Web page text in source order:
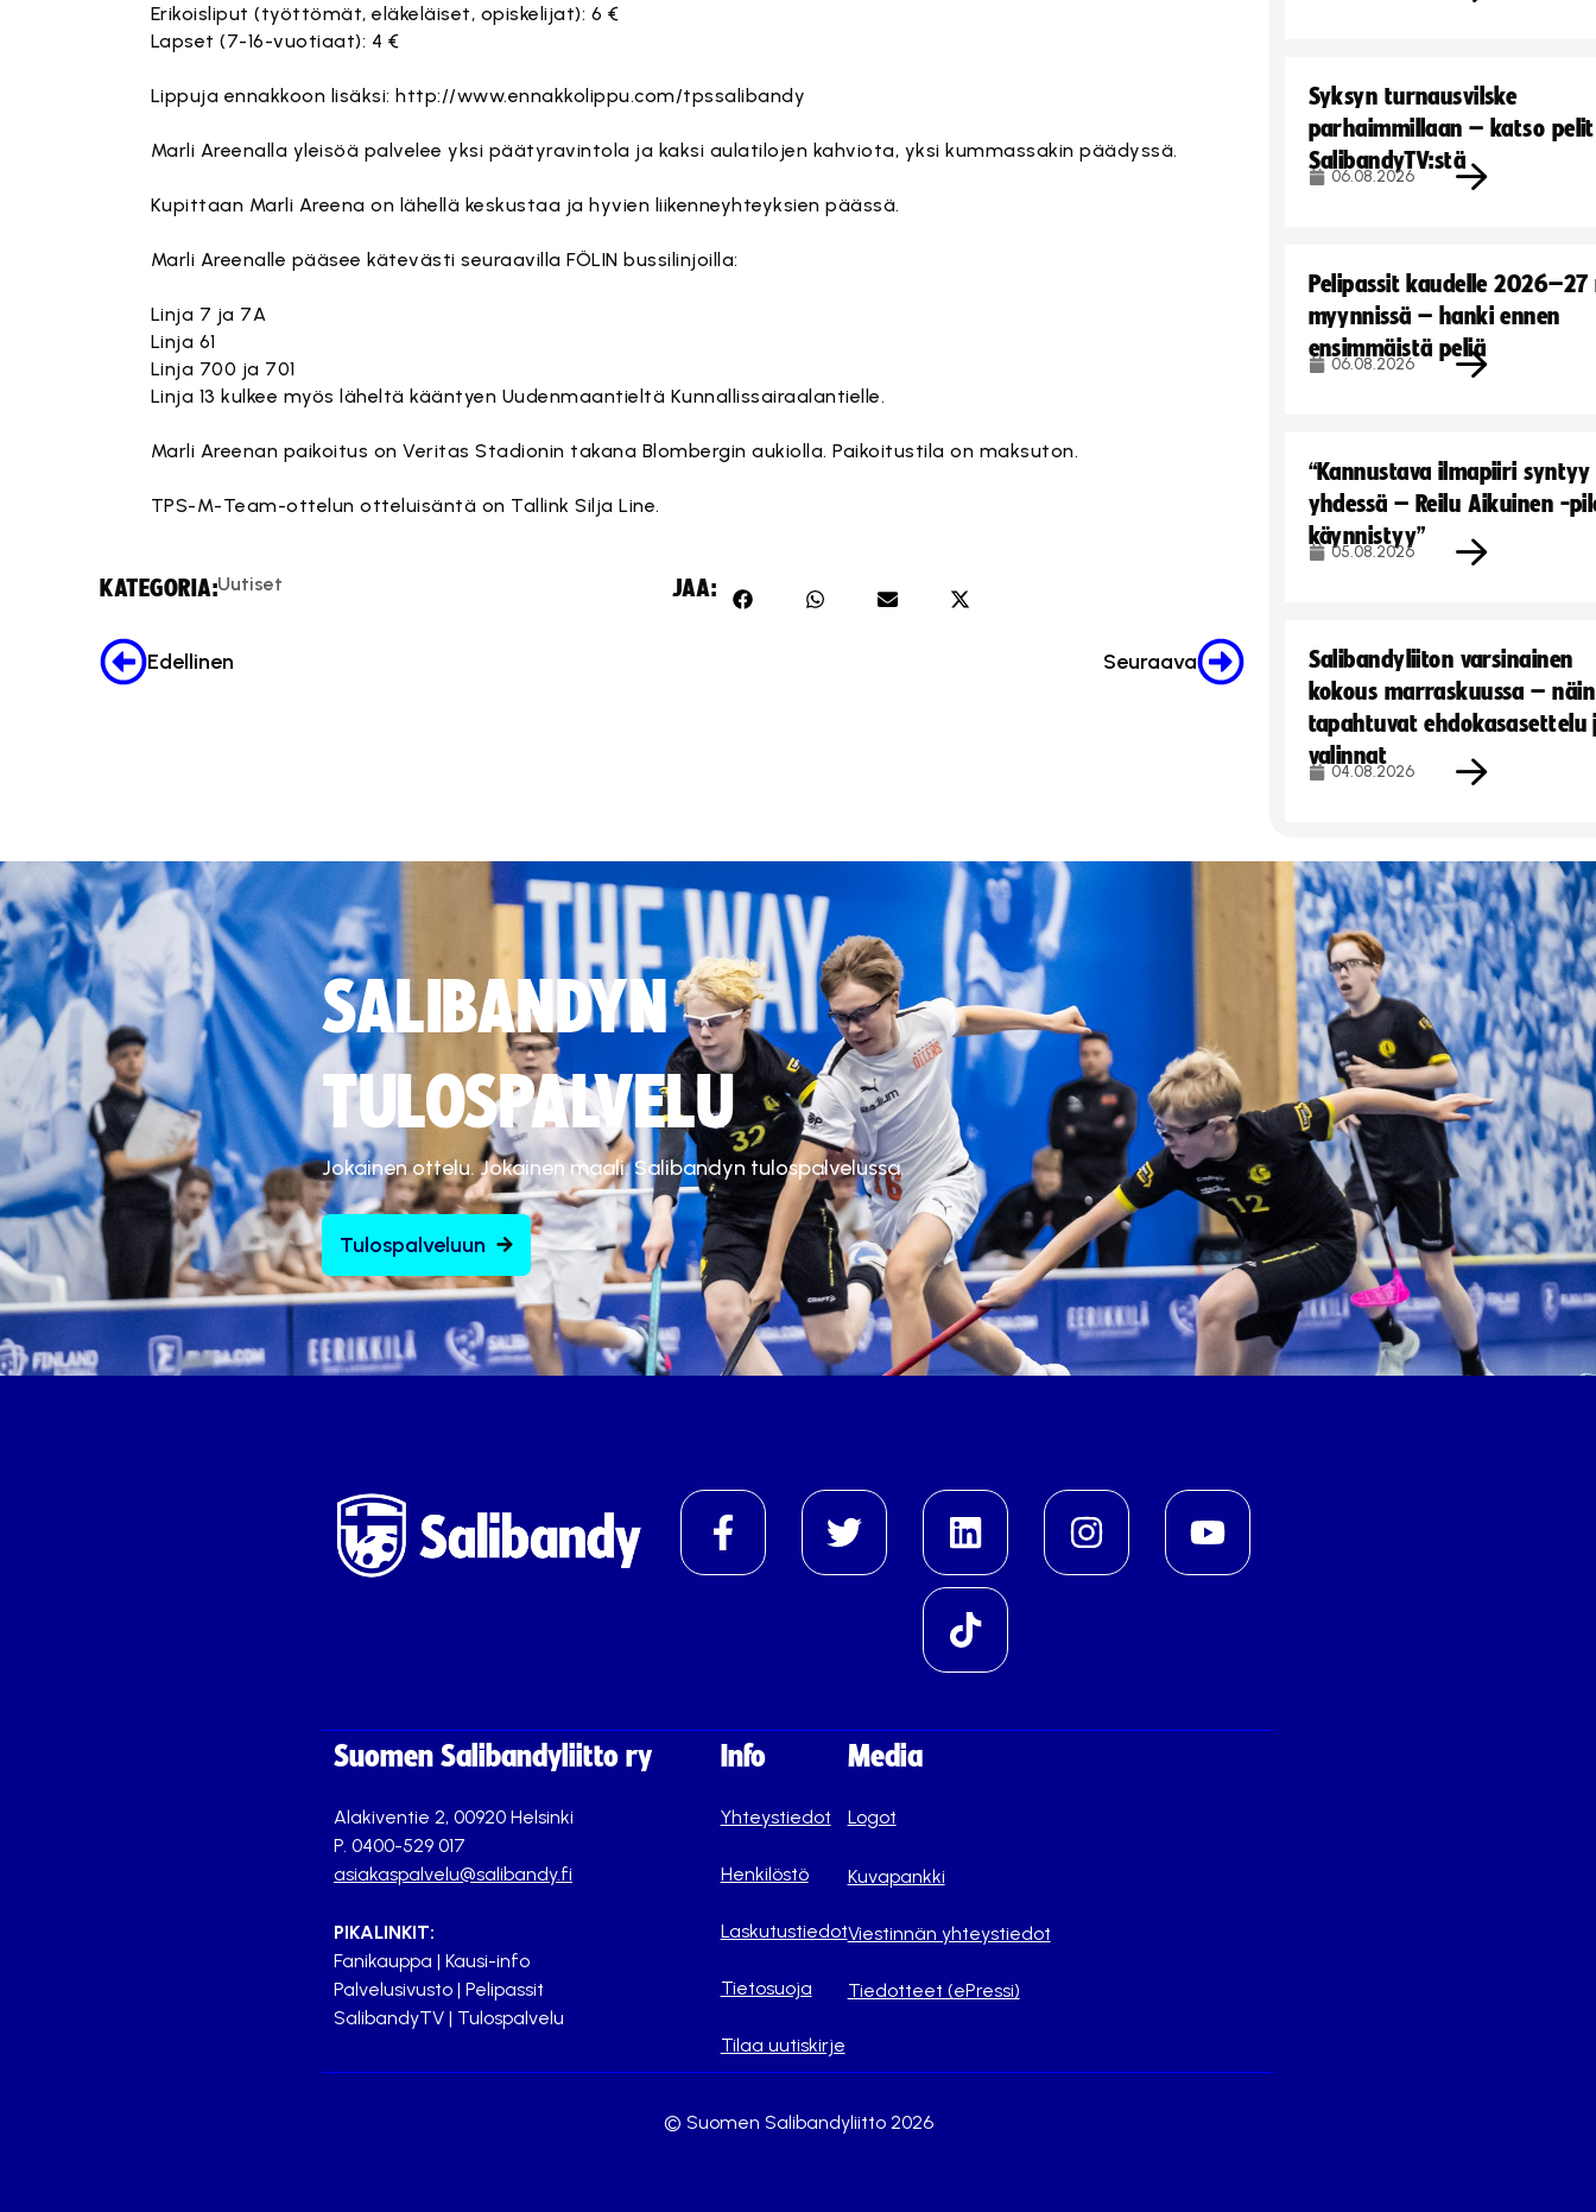
Erikoisliput (työttömät, eläkeläiset, opiskelijat): 6 €
Lapset (7-16-vuotiaat): 4 €
Lippuja ennakkoon lisäksi: http://www.ennakkolippu.com/tpssalibandy
Marli Areenalla yleisöä palvelee yksi päätyravintola ja kaksi aulatilojen kahviota, yksi kummassakin päädyssä.
Kupittaan Marli Areena on lähellä keskustaa ja hyvien liikenneyhteyksien päässä.
Marli Areenalle pääsee kätevästi seuraavilla FÖLIN bussilinjoilla:
Linja 7 ja 7A
Linja 61
Linja 700 ja 701
Linja 13 kulkee myös läheltä kääntyen Uudenmaantieltä Kunnallissairaalantielle.
Marli Areenan paikoitus on Veritas Stadionin takana Blombergin aukiolla. Paikoitustila on maksuton.
TPS-M-Team-ottelun otteluisäntä on Tallink Silja Line.
KATEGORIA:Uutiset JAA:
Edellinen Seuraava
Syksyn turnausvilske
parhaimmillaan – katso pelit
SalibandyTV:stä
06.08.2026
Pelipassit kaudelle
myynnissä – hanki ennen
ensimmäistä peliä
06.08.2026
“Kannustava ilmapiiri syntyy
yhdessä – Reilu Aikuinen -
käynnistyy”
05.08.2026
Salibandyliiton varsinainen
kokous marraskuussa – näin
tapahtuvat ehdokasasettelu
valinnat
04.08.2026
SALIBANDYN
TULOSPALVELU
Jokainen ottelu. Jokainen maali. Salibandyn tulospalvelussa.
Tulospalveluun
Suomen Salibandyliitto ry
Alakiventie 2, 00920 Helsinki
P. 0400-529 017
asiakaspalvelu@salibandy.fi
PIKALINKIT:
Fanikauppa | Kausi-info
Palvelusivusto | Pelipassit
SalibandyTV | Tulospalvelu
Info
Yhteystiedot
Henkilöstö
Laskutustiedot
Tietosuoja
Tilaa uutiskirje
Media
Logot
Kuvapankki
Viestinnän yhteystiedot
Tiedotteet (ePressi)
© Suomen Salibandyliitto 2026